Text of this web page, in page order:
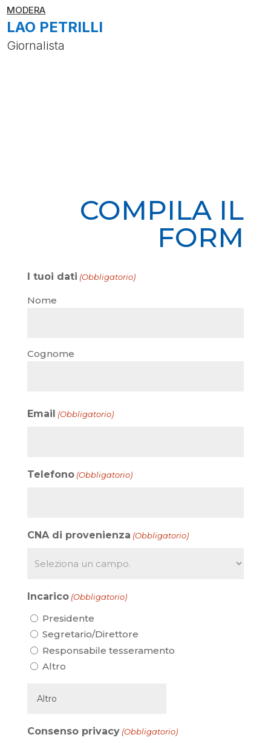
MODERA
LAO PETRILLI
Giornalista
COMPILA IL
FORM
I tuoi dati (Obbligatorio)
Nome
Cognome
Email (Obbligatorio)
Telefono (Obbligatorio)
CNA di provenienza (Obbligatorio)
Incarico (Obbligatorio)
Presidente
Segretario/Direttore
Responsabile tesseramento
Altro
Consenso privacy (Obbligatorio)